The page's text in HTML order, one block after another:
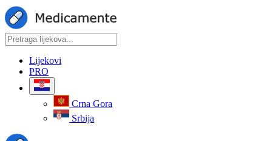
Lijekovi
PRO
Crna Gora
Srbija